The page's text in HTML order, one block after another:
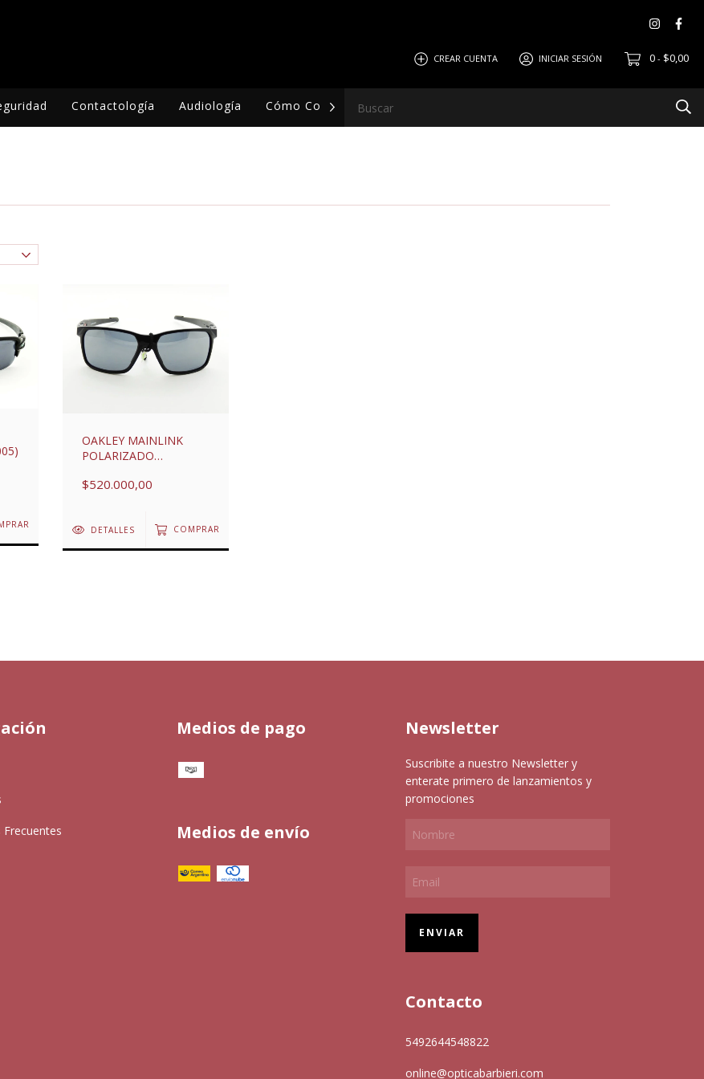
CREAR CUENTA INICIAR SESIÓN 0 - $0,00
Contactología Audiología Cómo Comprar Política de Devolución
OAKLEY MAINLINK
POLARIZADO
9264PE)
$520.000,00
DETALLES COMPRAR
Frecuentes
Medios de pago
Medios de envío
Newsletter
Suscribite a nuestro Newsletter y
enterate primero de lanzamientos y
promociones
Contacto
5492644548822
online@opticabarbieri.com